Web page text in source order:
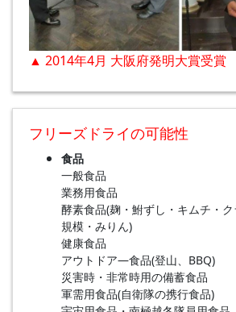
▲ 2014年4月 大阪府発明大賞受賞
フリーズドライの可能性
食品
一般食品
業務用食品
酵素食品(麹・鮒ずし・キムチ・
規模・みりん)
健康食品
アウトドア―食品(登山、BBQ)
災害時・非常時用の備蓄食品
軍需用食品(自衛隊の携行食品)